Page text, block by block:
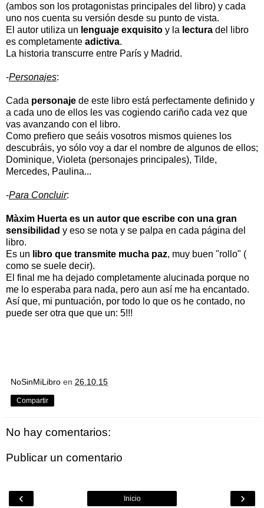
(ambos son los protagonistas principales del libro) y cada
uno nos cuenta su versión desde su punto de vista.
El autor utiliza un lenguaje exquisito y la lectura del libro
es completamente adictiva.
La historia transcurre entre París y Madrid.
-Personajes:
Cada personaje de este libro está perfectamente definido y
a cada uno de ellos les vas cogiendo cariño cada vez que
vas avanzando con el libro.
Como prefiero que seáis vosotros mismos quienes los
descubráis, yo sólo voy a dar el nombre de algunos de ellos;
Dominique, Violeta (personajes principales), Tilde,
Mercedes, Paulina...
-Para Concluir:
Màxim Huerta es un autor que escribe con una gran
sensibilidad y eso se nota y se palpa en cada página del
libro.
Es un libro que transmite mucha paz, muy buen "rollo" (
como se suele decir).
El final me ha dejado completamente alucinada porque no
me lo esperaba para nada, pero aun así me ha encantado.
Así que, mi puntuación, por todo lo que os he contado, no
puede ser otra que que un: 5!!!
NoSinMiLibro en 26.10.15
Compartir
No hay comentarios:
Publicar un comentario
‹ ›
Inicio